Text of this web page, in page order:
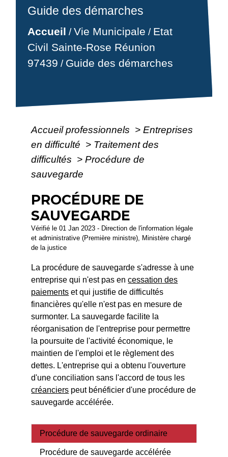
Guide des démarches
Accueil /Vie Municipale / Etat
Civil Sainte-Rose Réunion
97439 / Guide des démarches
Accueil professionnels > Entreprises
en difficulté > Traitement des
difficultés > Procédure de
sauvegarde
PROCÉDURE DE
SAUVEGARDE
Vérifié le 01 Jan 2023 - Direction de l'information légale
et administrative (Première ministre), Ministère chargé
de la justice
La procédure de sauvegarde s'adresse à une
entreprise qui n'est pas encessation des
paiements et qui justifie de difficultés
financières qu'elle n'est pas en mesure de
surmonter. La sauvegarde facilite la
réorganisation de l'entreprise pour permettre
la poursuite de l'activité économique, le
maintien de l'emploi et le règlement des
dettes. L'entreprise qui a obtenu l'ouverture
d'une conciliation sans l'accord de tous les
créanciers peut bénéficier d'une procédure de
sauvegarde accélérée.
Procédure de sauvegarde ordinaire
Procédure de sauvegarde accélérée